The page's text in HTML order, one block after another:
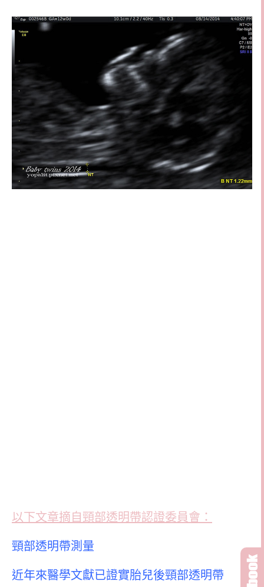
以下文章摘自頸部透明帶認證委員會：
頸部透明帶測量
近年來醫學文獻已證實胎兒後頸部透明帶